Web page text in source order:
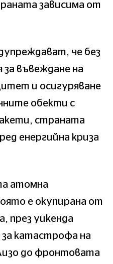
зависима от
че без
за въвеждане на
и осигуряване
обекти с
страната
енергийна криза
атомна
е окупирана от
през уикенда
за катастрофа на
до фронтовата